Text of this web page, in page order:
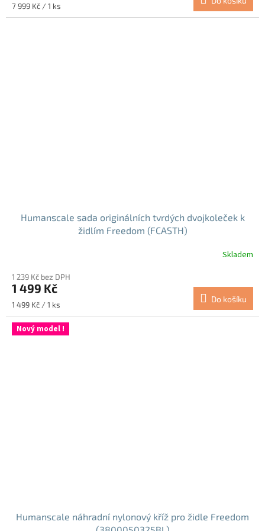
Měrná
cena:
7 999 Kč / 1 ks
Humanscale sada originálních tvrdých dvojkoleček k
židlím Freedom (FCASTH)
Skladem
1 239 Kč bez DPH
1 499 Kč
Měrná
cena:
1 499 Kč / 1 ks
Do košíku
Nový model !
Humanscale náhradní nylonový kříž pro židle Freedom